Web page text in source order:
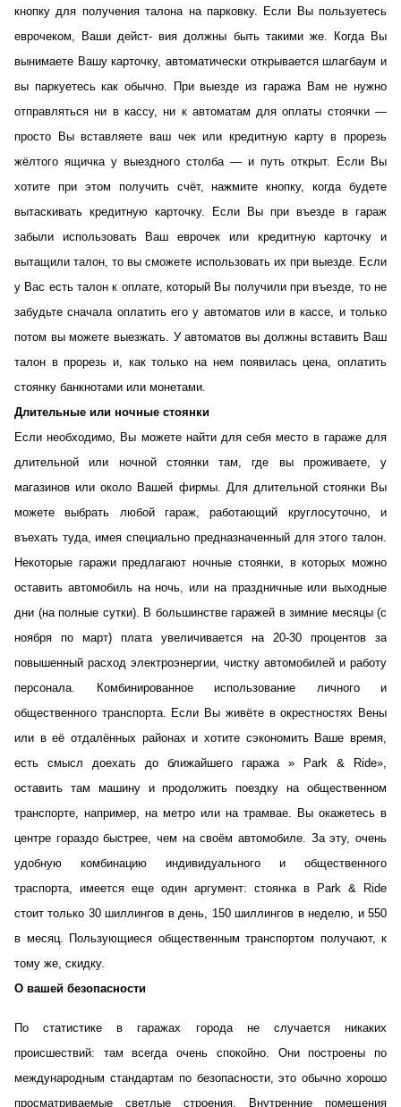
кнопку для получения талона на парковку. Если Вы пользуетесь
еврочеком, Ваши дейст- вия должны быть такими же. Когда Вы
вынимаете Вашу карточку, автоматически открывается шлагбаум и
вы паркуетесь как обычно. При выезде из гаража Вам не нужно
отправляться ни в кассу, ни к автоматам для оплаты стоячки —
просто Вы вставляете ваш чек или кредитную карту в прорезь
жёлтого ящичка у выездного столба — и путь открыт. Если Вы
хотите при этом получить счёт, нажмите кнопку, когда будете
вытаскивать кредитную карточку. Если Вы при въезде в гараж
забыли использовать Ваш еврочек или кредитную карточку и
вытащили талон, то вы сможете использовать их при выезде. Если
у Вас есть талон к оплате, который Вы получили при въезде, то не
забудьте сначала оплатить его у автоматов или в кассе, и только
потом вы можете выезжать. У автоматов вы должны вставить Ваш
талон в прорезь и, как только на нем появилась цена, оплатить
стоянку банкнотами или монетами.
Длительные или ночные стоянки
Если необходимо, Вы можете найти для себя место в гараже для
длительной или ночной стоянки там, где вы проживаете, у
магазинов или около Вашей фирмы. Для длительной стоянки Вы
можете выбрать любой гараж, работающий круглосуточно, и
въехать туда, имея специально предназначенный для этого талон.
Некоторые гаражи предлагают ночные стоянки, в которых можно
оставить автомобиль на ночь, или на праздничные или выходные
дни (на полные сутки). В большинстве гаражей в зимние месяцы (с
ноября по март) плата увеличивается на 20-30 процентов за
повышенный расход электроэнергии, чистку автомобилей и работу
персонала. Комбинированное использование личного и
общественного транспорта. Если Вы живёте в окрестностях Вены
или в её отдалённых районах и хотите сэкономить Ваше время,
есть смысл доехать до ближайшего гаража » Park & Ride»,
оставить там машину и продолжить поездку на общественном
транспорте, например, на метро или на трамвае. Вы окажетесь в
центре гораздо быстрее, чем на своём автомобиле. За эту, очень
удобную комбинацию индивидуального и общественного
траспорта, имеется еще один аргумент: стоянка в Park & Ride
стоит только 30 шиллингов в день, 150 шиллингов в неделю, и 550
в месяц. Пользующиеся общественным транспортом получают, к
тому же, скидку.
О вашей безопасности
По статистике в гаражах города не случается никаких
происшествий: там всегда очень спокойно. Они построены по
международным стандартам по безопасности, это обычно хорошо
просматриваемые светлые строения. Внутренние помещения